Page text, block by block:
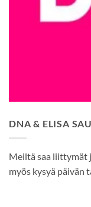
DNA & ELISA
Meiltä saa liittymät
myös kysyä päivän